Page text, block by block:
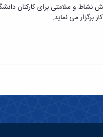
برگزار می نماید.